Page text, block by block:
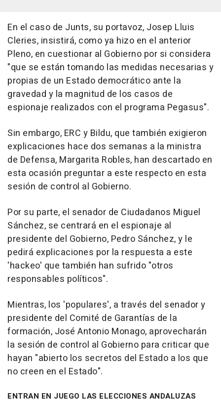
En el caso de Junts, su portavoz, Josep Lluis
Cleries, insistirá, como ya hizo en el anterior
Pleno, en cuestionar al Gobierno por si considera
"que se están tomando las medidas necesarias y
propias de un Estado democrático ante la
gravedad y la magnitud de los casos de
espionaje realizados con el programa Pegasus".
Sin embargo, ERC y Bildu, que también exigieron
explicaciones hace dos semanas a la ministra
de Defensa, Margarita Robles, han descartado en
esta ocasión preguntar a este respecto en esta
sesión de control al Gobierno.
Por su parte, el senador de Ciudadanos Miguel
Sánchez, se centrará en el espionaje al
presidente del Gobierno, Pedro Sánchez, y le
pedirá explicaciones por la respuesta a este
'hackeo' que también han sufrido "otros
responsables políticos".
Mientras, los 'populares', a través del senador y
presidente del Comité de Garantías de la
formación, José Antonio Monago, aprovecharán
la sesión de control al Gobierno para criticar que
hayan "abierto los secretos del Estado a los que
no creen en el Estado".
ENTRAN EN JUEGO LAS ELECCIONES ANDALUZAS